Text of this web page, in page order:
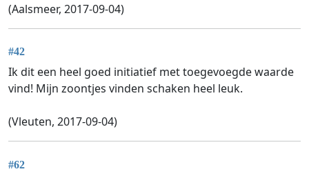
(Aalsmeer, 2017-09-04)
#42
Ik dit een heel goed initiatief met toegevoegde waarde
vind! Mijn zoontjes vinden schaken heel leuk.
(Vleuten, 2017-09-04)
#62